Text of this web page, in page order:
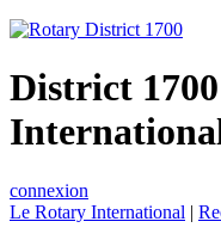
District
connexion
Le Rotary International |